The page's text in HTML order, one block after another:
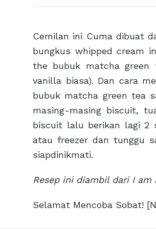
Cemilan ini Cuma dibuat
bungkus whipped cream
the bubuk matcha green
vanilla biasa). Dan cara
bubuk matcha green tea
masing-masing biscuit,
biscuit lalu berikan lagi 2
atau freezer dan tunggu
siapdinikmati.
Resep ini diambil dari I am
Selamat Mencoba Sobat!